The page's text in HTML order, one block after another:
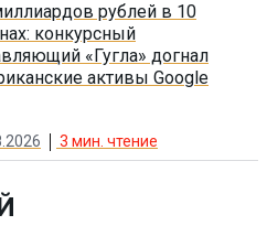
рублей в 10
конкурсный
«Гугла» догнал
активы Google
3 мин. чтение